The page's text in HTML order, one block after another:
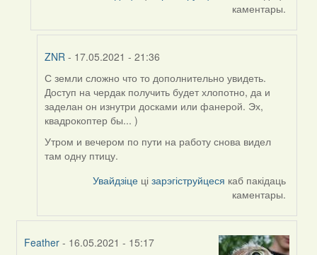
каментары.
ZNR - 17.05.2021 - 21:36
In
reply
to
by
Harrier
С земли сложно что то дополнительно увидеть.
Доступ на чердак получить будет хлопотно, да и
заделан он изнутри досками или фанерой. Эх,
квадрокоптер бы... )
Утром и вечером по пути на работу снова видел
там одну птицу.
Увайдзіце цізарэгіструйцеся каб пакідаць
каментары.
Feather - 16.05.2021 - 15:17